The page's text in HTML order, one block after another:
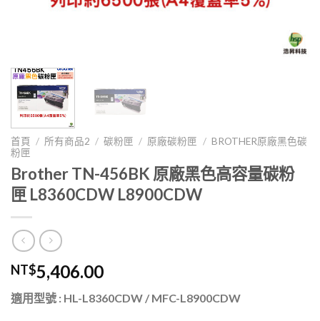
首頁 / 所有商品2 / 碳粉匣 / 原廠碳粉匣 / BROTHER原廠黑色碳
粉匣
Brother TN-456BK 原廠黑色高容量碳粉
匣 L8360CDW L8900CDW
NT$5,406.00
適用型號 : HL-L8360CDW / MFC-L8900CDW